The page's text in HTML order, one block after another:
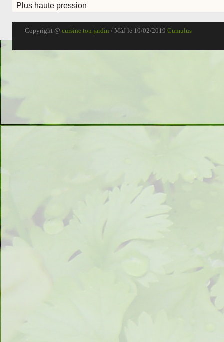
Plus haute pression
Copyright @ cuisine ton jardin / MàJ le 10/02/2019 Cumulus